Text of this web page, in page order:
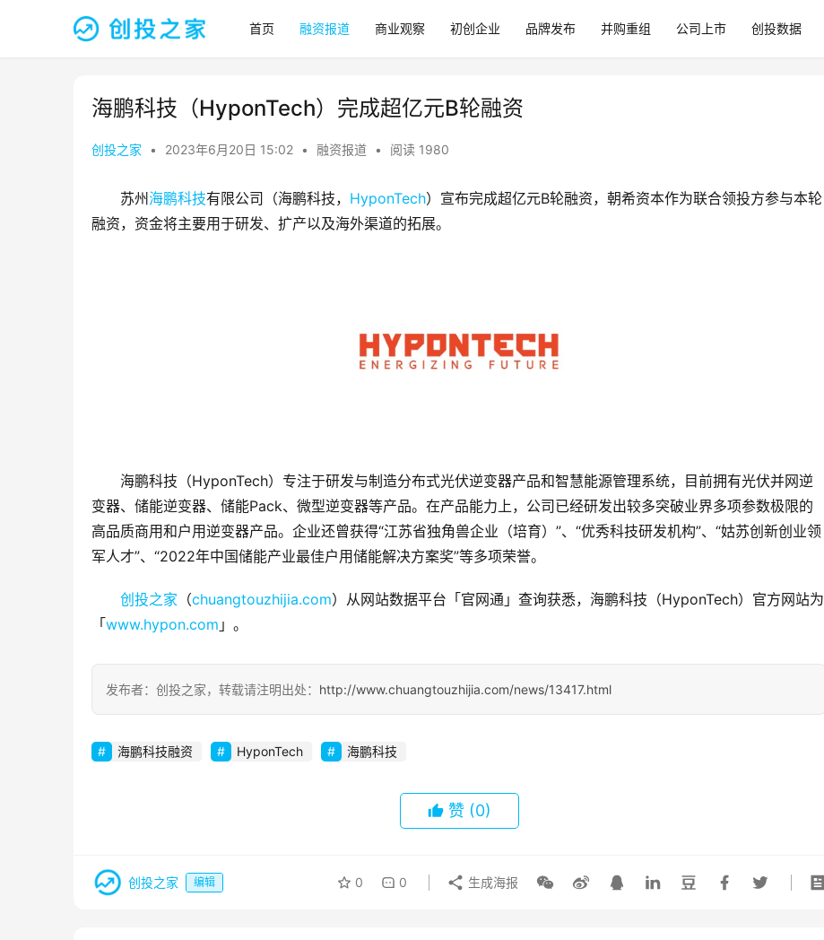
首页 融资报道 商业观察 初创企业 品牌发布 并购重组 公司上市 创投数据
海鹏科技（HyponTech）完成超亿元B轮融资
创投之家 • 2023年6月20日 15:02 • 融资报道 • 阅读 1980
苏州 海鹏科技有限公司（海鹏科技， HyponTech）宣布完成超亿元B轮融资，朝希资本作为联合领投方参与本轮
融资，资金将主要用于研发、扩产以及海外渠道的拓展。
海鹏科技（HyponTech）专注于研发与制造分布式光伏逆变器产品和智慧能源管理系统，目前拥有光伏并网逆
变器、储能逆变器、储能Pack、微型逆变器等产品。在产品能力上，公司已经研发出较多突破业界多项参数极限的
高品质商用和户用逆变器产品。企业还曾获得“江苏省独角兽企业（培育）”、“优秀科技研发机构”、“姑苏创新创业领
军人才”、“2022年中国储能产业最佳户用储能解决方案奖”等多项荣誉。
创投之家 （chuangtouzhijia.com）从网站数据平台「官网通」查询获悉，海鹏科技（HyponTech）官方网站为
「www.hypon.com 」。
发布者：创投之家，转载请注明出处： http://www.chuangtouzhijia.com/news/13417.html
海鹏科技融资 HyponTech 海鹏科技
赞 (0)
创投之家 编辑 0 0 生成海报